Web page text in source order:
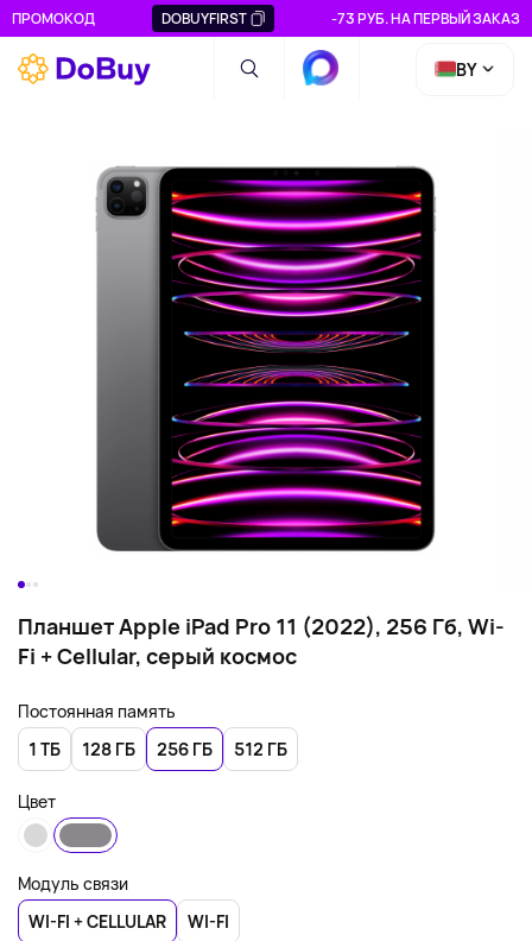
ПРОМОКОД DOBUYFIRST -73 РУБ. НА ПЕРВЫЙ ЗАКАЗ
BY
Планшет Apple iPad Pro 11 (2022), 256 Гб, Wi-
Fi + Cellular, серый космос
Постоянная память
1 ТБ
128 ГБ 256 ГБ 512 ГБ
Цвет
Модуль связи
WI-FI + CELLULAR
WI-FI